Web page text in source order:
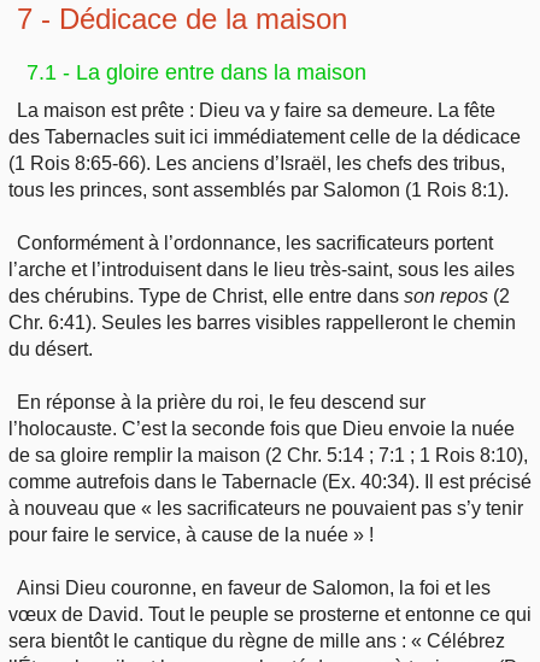
7 - Dédicace de la maison
7.1 - La gloire entre dans la maison
La maison est prête : Dieu va y faire sa demeure. La fête
des Tabernacles suit ici immédiatement celle de la dédicace
(1 Rois 8:65-66). Les anciens d’Israël, les chefs des tribus,
tous les princes, sont assemblés par Salomon (1 Rois 8:1).
Conformément à l’ordonnance, les sacrificateurs portent
l’arche et l’introduisent dans le lieu très-saint, sous les ailes
des chérubins. Type de Christ, elle entre dans son repos (2
Chr. 6:41). Seules les barres visibles rappelleront le chemin
du désert.
En réponse à la prière du roi, le feu descend sur
l’holocauste. C’est la seconde fois que Dieu envoie la nuée
de sa gloire remplir la maison (2 Chr. 5:14 ; 7:1 ; 1 Rois 8:10),
comme autrefois dans le Tabernacle (Ex. 40:34). Il est précisé
à nouveau que « les sacrificateurs ne pouvaient pas s’y tenir
pour faire le service, à cause de la nuée » !
Ainsi Dieu couronne, en faveur de Salomon, la foi et les
vœux de David. Tout le peuple se prosterne et entonne ce qui
sera bientôt le cantique du règne de mille ans : « Célébrez